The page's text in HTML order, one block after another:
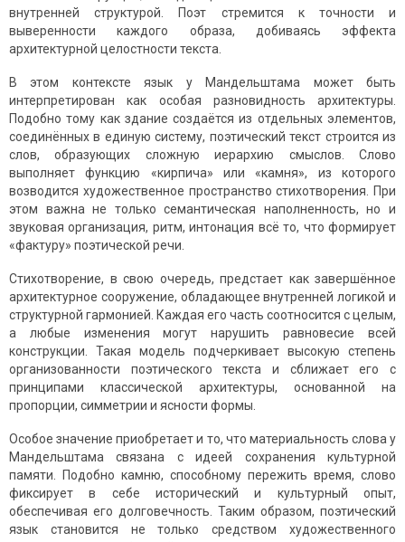
внутренней структурой. Поэт стремится к точности и
выверенности каждого образа, добиваясь эффекта
архитектурной целостности текста.
В этом контексте язык у Мандельштама может быть
интерпретирован как особая разновидность архитектуры.
Подобно тому как здание создаётся из отдельных элементов,
соединённых в единую систему, поэтический текст строится из
слов, образующих сложную иерархию смыслов. Слово
выполняет функцию «кирпича» или «камня», из которого
возводится художественное пространство стихотворения. При
этом важна не только семантическая наполненность, но и
звуковая организация, ритм, интонация всё то, что формирует
«фактуру» поэтической речи.
Стихотворение, в свою очередь, предстает как завершённое
архитектурное сооружение, обладающее внутренней логикой и
структурной гармонией. Каждая его часть соотносится с целым,
а любые изменения могут нарушить равновесие всей
конструкции. Такая модель подчеркивает высокую степень
организованности поэтического текста и сближает его с
принципами классической архитектуры, основанной на
пропорции, симметрии и ясности формы.
Особое значение приобретает и то, что материальность слова у
Мандельштама связана с идеей сохранения культурной
памяти. Подобно камню, способному пережить время, слово
фиксирует в себе исторический и культурный опыт,
обеспечивая его долговечность. Таким образом, поэтический
язык становится не только средством художественного